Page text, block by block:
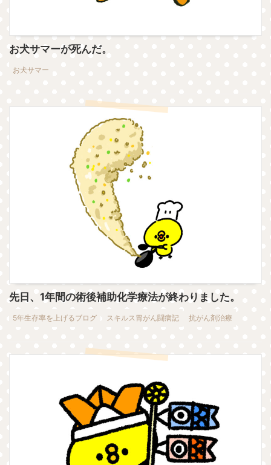
お犬サマーが死んだ。
お犬サマー
先日、1年間の術後補助化学療法が終わりました。
5年生存率を上げるブログ スキルス胃がん闘病記 抗がん剤治療